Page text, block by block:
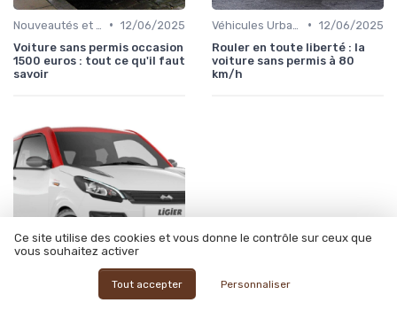
• 12/06/2025
Voiture sans permis occasion
1500 euros : tout ce qu'il faut
savoir
• 12/06/2025
Rouler en toute liberté : la
voiture sans permis à 80
km/h
Comparaison des Modèles • 12/06/2025
Ce site utilise des cookies et vous donne le contrôle sur ceux que
vous souhaitez activer
Tout accepter Personnaliser